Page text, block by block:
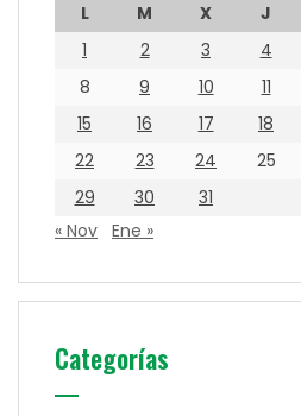
L M X J
1
2 3 4
8
9 10 11
15
16 17 18
22
23 24 25
29
30
31
« Nov Ene »
Categorías